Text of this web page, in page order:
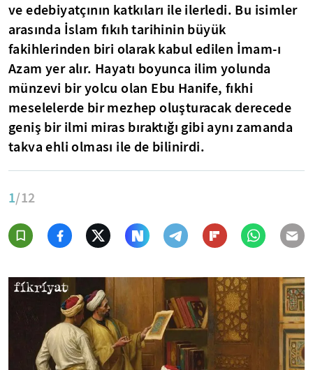
ve edebiyatçının katkıları ile ilerledi. Bu isimler
arasında İslam fıkıh tarihinin büyük
fakihlerinden biri olarak kabul edilen İmam-ı
Azam yer alır. Hayatı boyunca ilim yolunda
münzevi bir yolcu olan Ebu Hanife, fıkhi
meselelerde bir mezhep oluşturacak derecede
geniş bir ilmi miras bıraktığı gibi aynı zamanda
takva ehli olması ile de bilinirdi.
1/12